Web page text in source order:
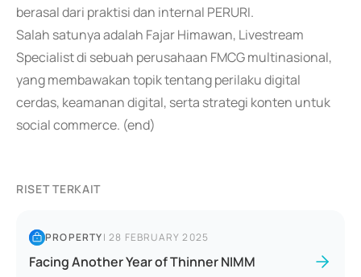
berasal dari praktisi dan internal PERURI.
Salah satunya adalah Fajar Himawan, Livestream
Specialist di sebuah perusahaan FMCG multinasional,
yang membawakan topik tentang perilaku digital
cerdas, keamanan digital, serta strategi konten untuk
social commerce. (end)
RISET TERKAIT
PROPERTY|28 FEBRUARY 2025
Facing Another Year of Thinner NIMM